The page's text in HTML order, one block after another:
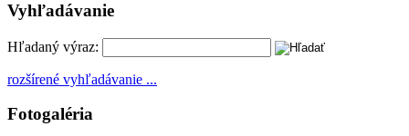
Vyhľadávanie
Hľadaný výraz:
rozšírené vyhľadávanie ...
Fotogaléria